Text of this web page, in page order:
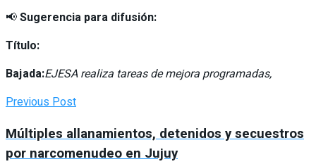
📢Sugerencia para difusión:
Título:
Bajada:EJESA realiza tareas de mejora programadas,
Previous Post
Múltiples allanamientos, detenidos y secuestros
por narcomenudeo en Jujuy